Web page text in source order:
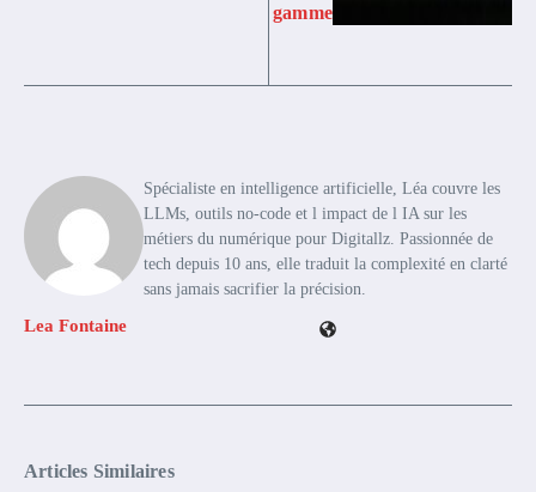
gamme
Lea Fontaine
Spécialiste en intelligence artificielle, Léa couvre les
LLMs, outils no-code et l impact de l IA sur les
métiers du numérique pour Digitallz. Passionnée de
tech depuis 10 ans, elle traduit la complexité en clarté
sans jamais sacrifier la précision.
Articles Similaires